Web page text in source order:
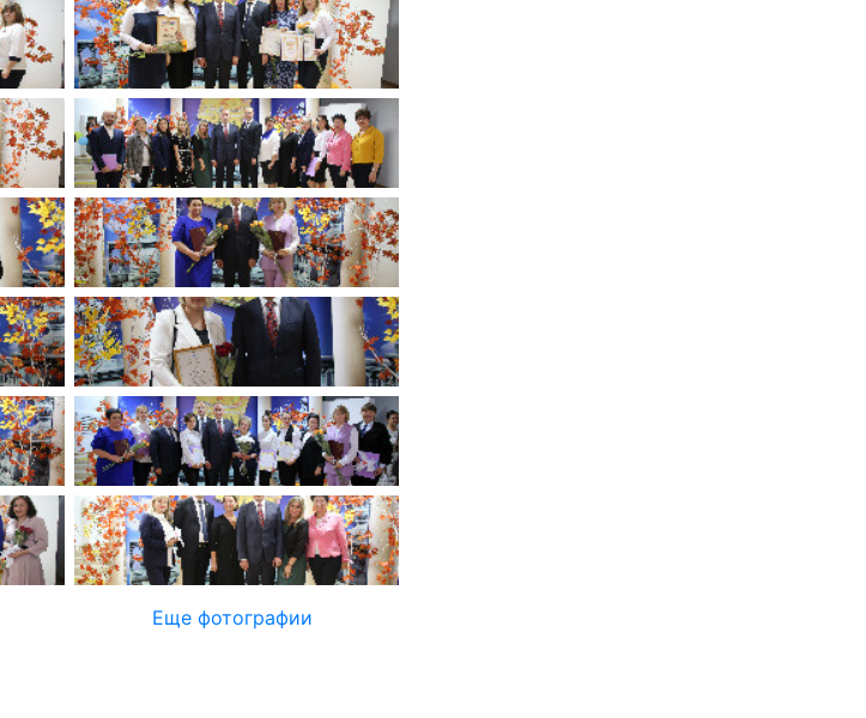
имуществе и обязательствах
имущественного характера
План работы и график сессий
ОБРАЩЕНИЯ
Написать обращение
Просмотр своего обращения
Установленные формы
обращений
Порядок и время приема
Порядок обжалования
Обзоры обращений лиц
Законодательная карта
Порядок оказания бесплатной
юридической помощи
Еще фотографии